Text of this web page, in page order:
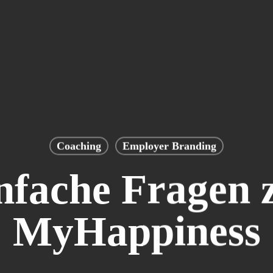
Coaching Employer Branding
Fragen
MyHappiness